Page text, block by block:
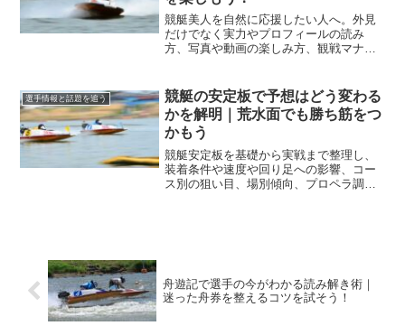
競艇美人を自然に応援したい人へ。外見
だけでなく実力やプロフィールの読み
方、写真や動画の楽しみ方、観戦マナー
選手情報と話題を追う
競艇の安定板で予想はどう変わる
かを解明｜荒水面でも勝ち筋をつ
かもう
競艇安定板を基礎から実戦まで整理し、
装着条件や速度や回り足への影響、コー
ス別の狙い目、場別傾向、プロペラ調整
舟遊記で選手の今がわかる読み解き術｜
迷った舟券を整えるコツを試そう！